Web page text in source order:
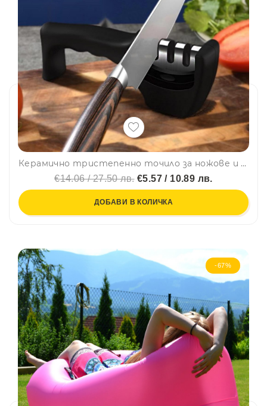
Керамично тристепенно точило за ножове и ножици
€14.06 / 27.50 лв.€5.57 / 10.89 лв.
ДОБАВИ В КОЛИЧКА
-67%